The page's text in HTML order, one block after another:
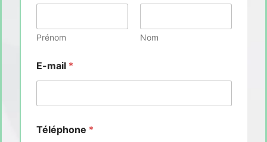
Prénom Nom
E-mail *
Téléphone *